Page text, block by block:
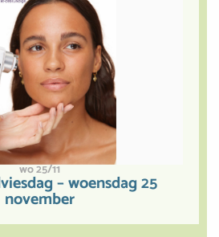
wo 25/11
– woensdag 25
november